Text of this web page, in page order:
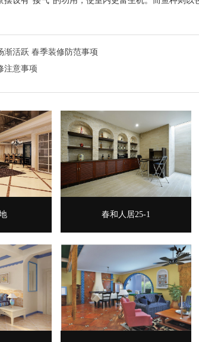
渐活跃 春季装修防范事项
注意事项
春和人居25-1